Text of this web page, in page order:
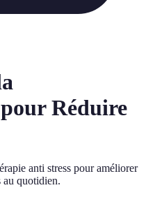
Réduire
anti stress pour améliorer
au quotidien.